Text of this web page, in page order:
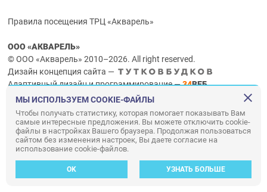
Правила посещения ТРЦ «Акварель»
ООО «АКВАРЕЛЬ»
© ООО «Акварель» 2010–2026. All right reserved.
Дизайн концепция сайта —
Адаптивный дизайн и программирование —34ВЕБ
МЫ ИСПОЛЬЗУЕМ COOKIE-ФАЙЛЫ
Чтобы получать статистику, которая помогает показывать Вам
самые интересные предложения. Вы можете отключить cookie-
файлы в настройках Вашего браузера. Продолжая пользоваться
сайтом без изменения настроек, Вы даете согласие на
использование cookie-файлов.
OK УЗНАТЬ БОЛЬШЕ